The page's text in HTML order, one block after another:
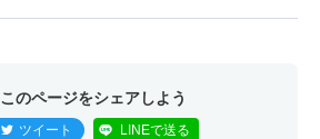
このページをシェアしよう
ツイート LINEで送る